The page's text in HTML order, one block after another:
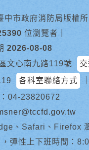
市政府消防局版權所
位瀏覽者
2026-08-08
文心南九路119號
各科室聯絡方式
04-23820672
、Safari、Firefox
彈性上下班時間：